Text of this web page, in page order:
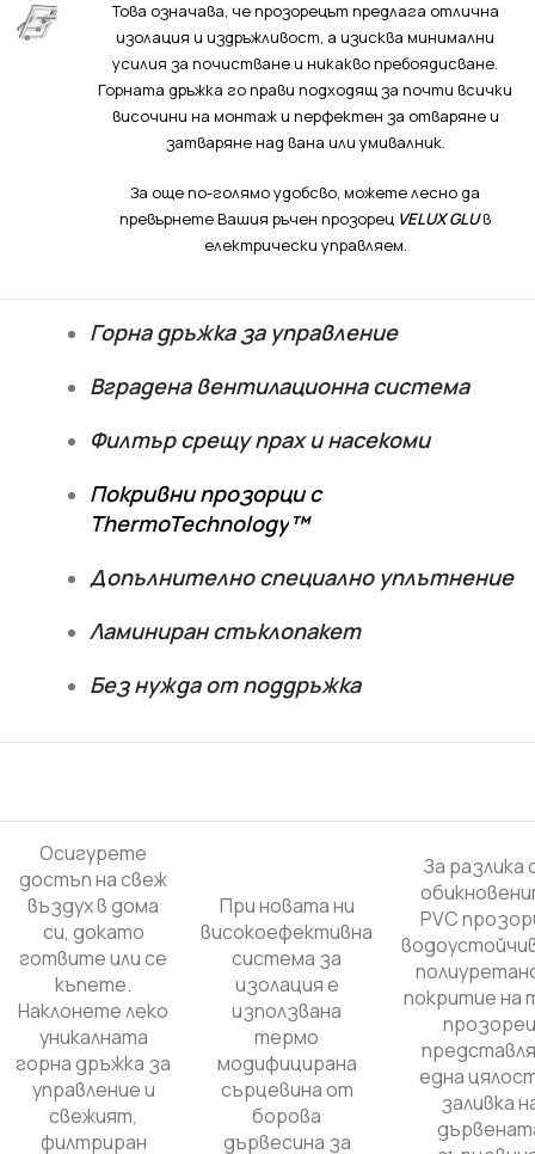
Това означава, че прозорецът предлага отлична
изолация и издръжливост, а изисква минимални
усилия за почистване и никакво пребоядисване.
Горната дръжка го прави подходящ за почти всички
височини на монтаж и перфектен за отваряне и
затваряне над вана или умивалник.
За още по-голямо удобсво, можете лесно да
превърнете Вашия ръчен прозорец VELUX GLUв
електрически управляем.
Горна дръжка за управление
Вградена вентилационна система
Филтър срещу прах и насекоми
Покривни прозорци с
ThermoTechnology™
Допълнително специално уплътнение
Ламиниран стъклопакет
Без нужда от поддръжка
Осигурете
достъп на свеж
въздух в дома
си, докато
готвите или се
къпете.
Наклонете леко
уникалната
горна дръжка за
управление и
свежият,
филтриран
При новата ни
високоефективна
система за
изолация е
използвана
термо
модифицирана
сърцевина от
борова
дървесина за
За разлика
PVC
покритие на
една
заливка